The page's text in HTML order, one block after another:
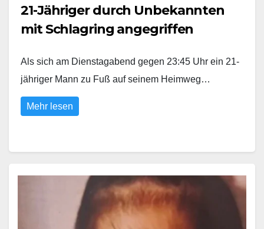
21-Jähriger durch Unbekannten
mit Schlagring angegriffen
Als sich am Dienstagabend gegen 23:45 Uhr ein 21-
jähriger Mann zu Fuß auf seinem Heimweg…
Mehr lesen